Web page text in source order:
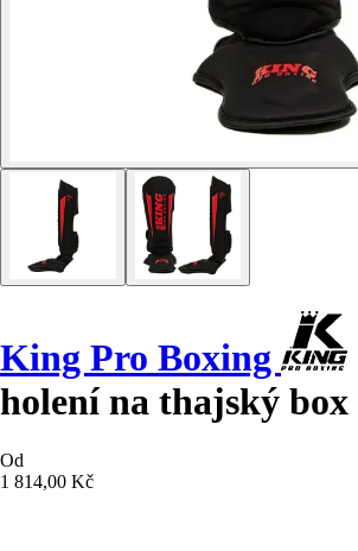
King Pro Boxing
holení na thajský box
Od
1 814,00 Kč